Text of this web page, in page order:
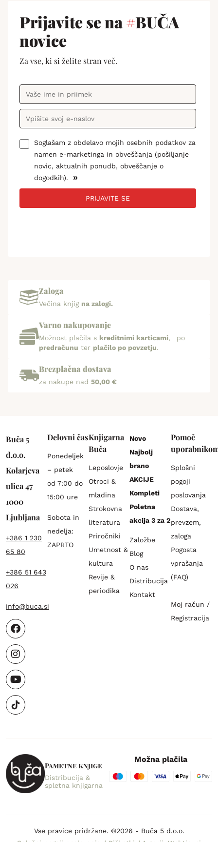
Prijavite se na#BUČA
novice
Za vse, ki si želite stran več.
Soglašam z obdelavo mojih osebnih podatkov za
namen e-marketinga in obveščanja (pošiljanje
novic, aktualnih ponudb, obveščanje o
dogodkih).
»
PRIJAVITE SE
Zaloga
Večina knjig na zalogi.
Varno nakupovanje
Možnost plačila s kreditnimi karticami, po
predračunu ter plačilo po povzetju.
Brezplačna dostava
za nakupe nad 50,00 €
Buča 5
d.o.o.
Kolarjeva
ulica 47
1000
Ljubljana
+386 1 230
65 80
+386 51 643
026
info@buca.si
Delovni čas
Ponedeljek
– petek
od 7:00 do
15:00 ure
Sobota in
nedelja:
ZAPRTO
Knjigarna
Buča
Leposlovje
Otroci &
mladina
Strokovna
literatura
Priročniki
Umetnost &
kultura
Revije &
periodika
Novo
Najbolj
brano
AKCIJE
Kompleti
Poletna
akcija 3 za 2
Založbe
Blog
O nas
Distribucija
Kontakt
Pomoč
Splošni
pogoji
poslovanja
Dostava,
prevzem,
zaloga
Pogosta
vprašanja
(FAQ)
Moj račun /
Registracija
Pametne knjige
Distribucija &
spletna knjigarna
Možna plačila
Vse pravice pridržane. ©2026 - Buča 5 d.o.o.